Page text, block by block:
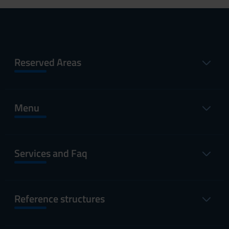
Reserved Areas
Menu
Services and Faq
Reference structures